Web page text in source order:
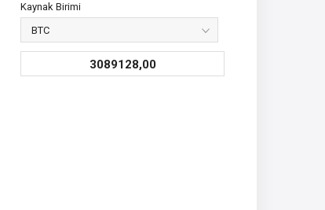
Kaynak Birimi
3089128,00